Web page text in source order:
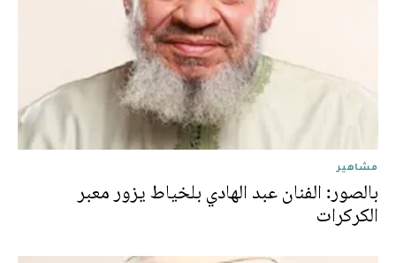
مشاهير
بالصور: الفنان عبد الهادي بلخياط يزور معبر
الكركرات